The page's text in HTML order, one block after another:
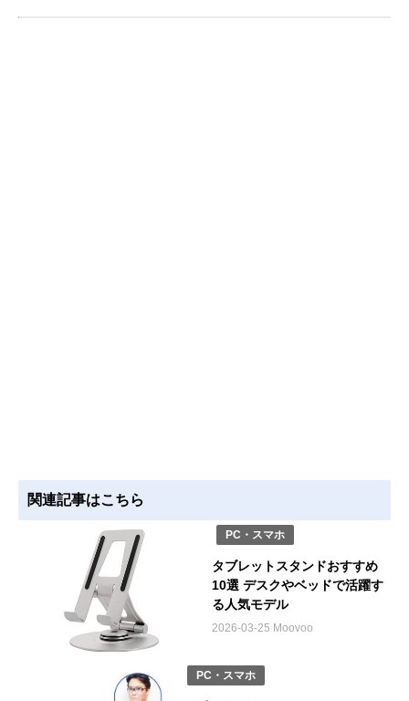
関連記事はこちら
PC・スマホ
タブレットスタンドおすすめ
10選 デスクやベッドで活躍す
る人気モデル
2026-03-25 Moovoo
PC・スマホ